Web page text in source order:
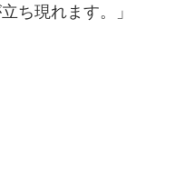
ち現れます。」